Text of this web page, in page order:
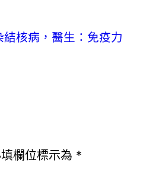
核病，醫生：免疫力
欄位標示為 *